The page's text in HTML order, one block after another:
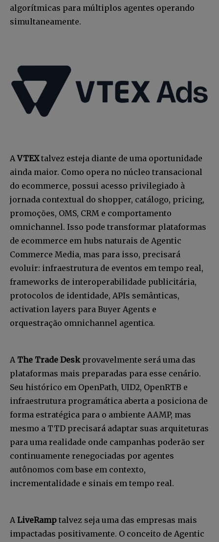
Retail Media News assinando
nossa newsletter.
Seja um assinante e desfrute de leitura ilimitada de artigos e
tenha acesso a conteúdos exclusivos.
INSCREVA-SE
Li e aceito aPolítica de Privacidade.
12,345
Fãs
5,678
Seguidores
12,345
Seguidores
algorítmicas para múltiplos agentes operando
simultaneamente.
AVTEXtalvez esteja diante de uma oportunidade
ainda maior. Como opera no núcleo transacional
do ecommerce, possui acesso privilegiado à
jornada contextual do shopper, catálogo, pricing,
promoções, OMS, CRM e comportamento
omnichannel. Isso pode transformar plataformas
de ecommerce em hubs naturais de Agentic
Commerce Media, mas para isso, precisará
evoluir: infraestrutura de eventos em tempo real,
frameworks de interoperabilidade publicitária,
protocolos de identidade, APIs semânticas,
activation layers para Buyer Agents e
orquestração omnichannel agentica.
A The Trade Desk provavelmente será uma das
plataformas mais preparadas para esse cenário.
Seu histórico em OpenPath, UID2, OpenRTB e
infraestrutura programática aberta a posiciona de
forma estratégica para o ambiente AAMP, mas
mesmo a TTD precisará adaptar suas arquiteturas
para uma realidade onde campanhas poderão ser
continuamente renegociadas por agentes
autônomos com base em contexto,
incrementalidade e sinais em tempo real.
ALiveRamp talvez seja uma das empresas mais
impactadas positivamente. O conceito de Agentic